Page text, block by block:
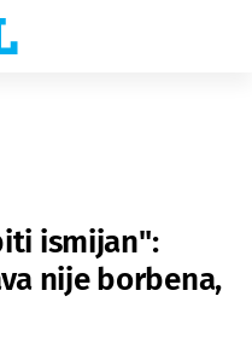
ismijan":
nije borbena,